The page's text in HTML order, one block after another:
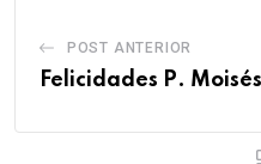
POST ANTERIOR
Felicidades P.